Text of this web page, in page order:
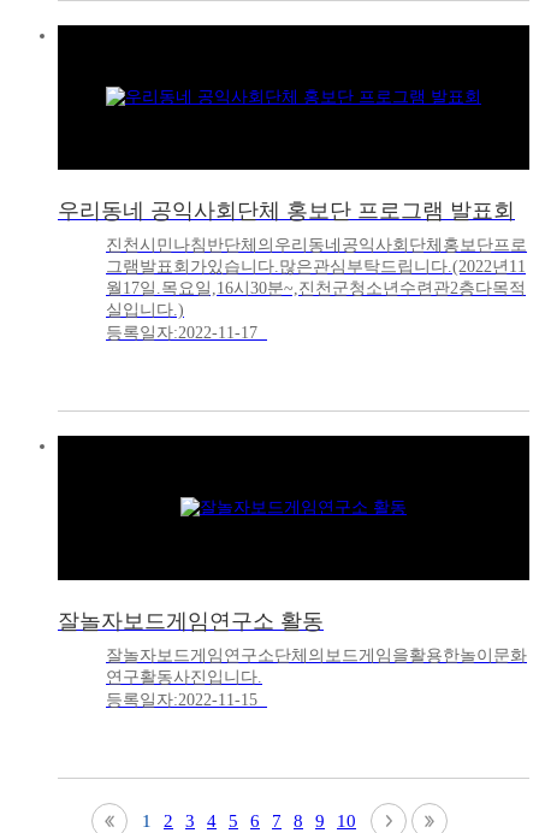
우리동네 공익사회단체 홍보단 프로그램 발표회
진천시민나침반단체의우리동네공익사회단체홍보단프로
그램발표회가있습니다.많은관심부탁드립니다.(2022년11
월17일.목요일,16시30분~,진천군청소년수련관2층다목적
실입니다.)
등록일자:2022-11-17
잘놀자보드게임연구소 활동
잘놀자보드게임연구소단체의보드게임을활용한놀이문화
연구활동사진입니다.
등록일자:2022-11-15
1 2 3 4 5 6 7 8 9 10